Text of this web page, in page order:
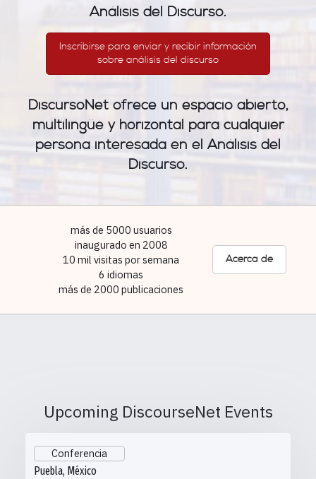
Análisis del Discurso.
Inscribirse para enviar y recibir información
sobre análisis del discurso
DiscursoNet ofrece un espacio abierto,
multilingüe y horizontal para cualquier
persona interesada en el Análisis del
Discurso.
más de 5000 usuarios
inaugurado en 2008
10 mil visitas por semana
6 idiomas
más de 2000 publicaciones
Acerca de
Upcoming DiscourseNet Events
Conferencia
Puebla, México